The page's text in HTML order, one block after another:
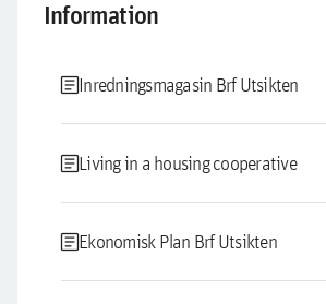
Information
articleInredningsmagasin Brf Utsikten
articleLiving in a housing cooperative
articleEkonomisk Plan Brf Utsikten